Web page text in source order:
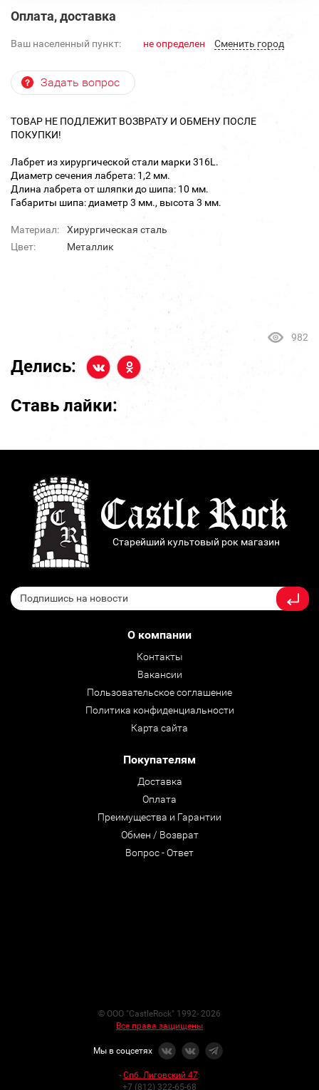
Оплата, доставка
Ваш населенный пункт: не определен Cменить город
Задать вопрос
ТОВАР НЕ ПОДЛЕЖИТ ВОЗВРАТУ И ОБМЕНУ ПОСЛЕ
ПОКУПКИ!
Лабрет из хирургической стали марки 316L.
Диаметр сечения лабрета: 1,2 мм.
Длина лабрета от шляпки до шипа: 10 мм.
Габариты шипа: диаметр 3 мм., высота 3 мм.
Материал:
Хирургическая сталь
Цвет:
Металлик
982
Делись:
Ставь лайки:
Старейший культовый рок магазин
О компании
Контакты
Вакансии
Пользовательское соглашение
Политика конфиденциальности
Карта сайта
Покупателям
Доставка
Оплата
Преимущества и Гарантии
Обмен / Возврат
Вопрос - Ответ
© ООО "CastleRock" 1992- 2026
Все права защищены
Мы в соцсетях
- Спб. Лиговский 47:
+7 (812) 322-65-68